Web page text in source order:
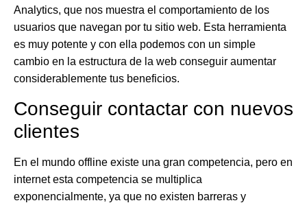
Analytics, que nos muestra el comportamiento de los
usuarios que navegan por tu sitio web. Esta herramienta
es muy potente y con ella podemos con un simple
cambio en la estructura de la web conseguir aumentar
considerablemente tus beneficios.
Conseguir contactar con nuevos
clientes
En el mundo offline existe una gran competencia, pero en
internet esta competencia se multiplica
exponencialmente, ya que no existen barreras y